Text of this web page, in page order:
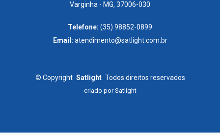
Varginha - MG, 37006-030
Telefone: (35) 98852-0899
Email: atendimento@satlight.com.br
© Copyright Satlight Todos direitos reservados
criado porSatlight